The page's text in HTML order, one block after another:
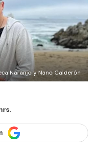
Naranjo y Nano Calderón